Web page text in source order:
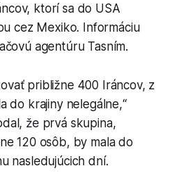
ktorí sa do USA
cez Mexiko. Informáciu
agentúru Tasním.
približne 400 Iráncov, z
do krajiny nelegálne,“
že prvá skupina,
120 osôb, by mala do
nasledujúcich dní.